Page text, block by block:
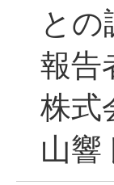
と
報告
株式
山響